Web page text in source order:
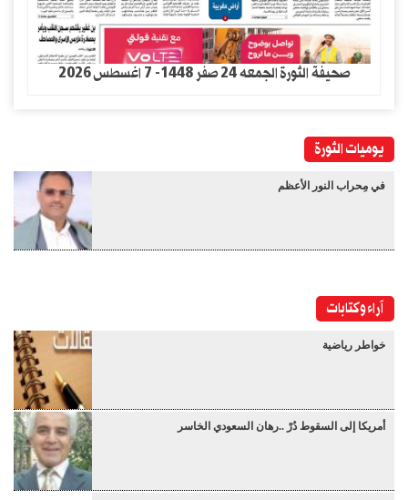
صحيفة الثورة الجمعه 24 صفر 1448- 7 اغسطس 2026
يوميات الثورة
في مِحراب النور الأعظم
آراء وكتابات
خواطر رياضية
أمريكا إلى السقوط دُرْ ..رهان السعودي الخاسر